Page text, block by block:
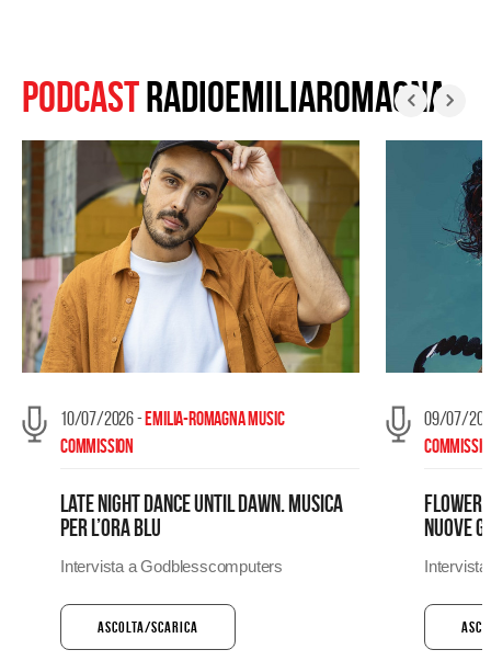
PODCASTRADIOEMILIAROMAGNA
10/07/2026 - Emilia-Romagna Music
Commission
Late Night Dance Until Dawn. Musica
per l’ora blu
Intervista a Godblesscomputers
Ascolta/Scarica
09/07/
Nuove